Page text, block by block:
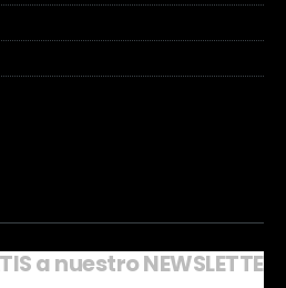
a nuestro NEWSLETTER